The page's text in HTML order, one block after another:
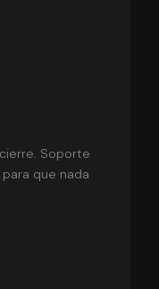
Soporte
que nada